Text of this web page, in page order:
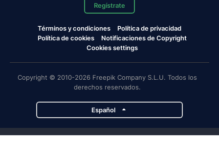
Regístrate
Términos y condiciones
Política de privacidad
Política de cookies
Notificaciones de Copyright
Cookies settings
Copyright © 2010-2026 Freepik Company S.L.U. Todos los
derechos reservados.
Español